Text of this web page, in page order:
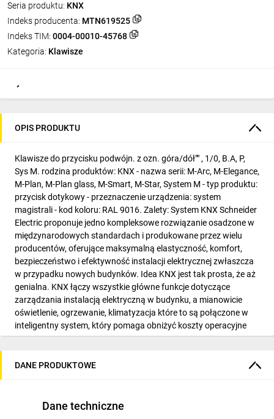
Seria produktu: KNX
Indeks producenta: MTN619525
Indeks TIM: 0004-00010-45768
Kategoria: Klawisze
OPIS PRODUKTU
Klawisze do przycisku podwójn. z ozn. góra/dół"" , 1/0, B.A, P,
Sys M. rodzina produktów: KNX - nazwa serii: M-Arc, M-Elegance,
M-Plan, M-Plan glass, M-Smart, M-Star, System M - typ produktu:
przycisk dotykowy - przeznaczenie urządzenia: system
magistrali - kod koloru: RAL 9016. Zalety: System KNX Schneider
Electric proponuje jedno kompleksowe rozwiązanie osadzone w
międzynarodowych standardach i produkowane przez wielu
producentów, oferujące maksymalną elastyczność, komfort,
bezpieczeństwo i efektywność instalacji elektrycznej zwłaszcza
w przypadku nowych budynków. Idea KNX jest tak prosta, że aż
genialna. KNX łączy wszystkie główne funkcje dotyczące
zarządzania instalacją elektryczną w budynku, a mianowicie
oświetlenie, ogrzewanie, klimatyzacja które to są połączone w
inteligentny system, który pomaga obniżyć koszty operacyjne
wynikające w znacznej oszczędności energii. System KNX
przyszłych, zmieniających się w czasie funkcji budynku....
klasy rezydencji:, Budynki biurowe, Budynki użyteczności
DANE PRODUKTOWE
Dane techniczne